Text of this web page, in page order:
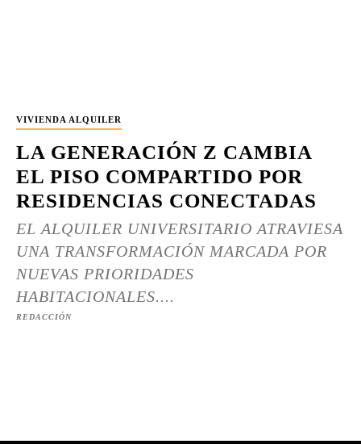
VIVIENDA ALQUILER
LA GENERACIÓN Z CAMBIA
EL PISO COMPARTIDO POR
RESIDENCIAS CONECTADAS
EL ALQUILER UNIVERSITARIO ATRAVIESA
UNA TRANSFORMACIÓN MARCADA POR
NUEVAS PRIORIDADES
HABITACIONALES....
REDACCIÓN